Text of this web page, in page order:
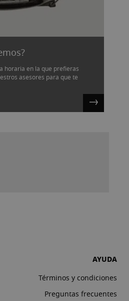
horaria en la que prefieras
asesores para que te
AYUDA
Términos y condiciones
Preguntas frecuentes